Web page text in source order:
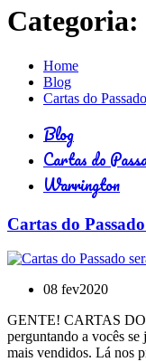
Categoria:
Home
Blog
Cartas do Passado
Blog
Cartas do
Warrington
Cartas do
08 fev2020
GENTE! CARTAS
perguntando a vocês
mais vendidos. Lá nos